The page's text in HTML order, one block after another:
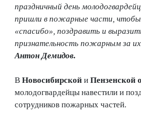
праздничный день
пришли в пожарные части,
«спасибо», поздравить и
признательность пожарным за
Антон Демидов.
В Новосибирской и Пензенской
молодогвардейцы навестили и
сотрудников пожарных частей.